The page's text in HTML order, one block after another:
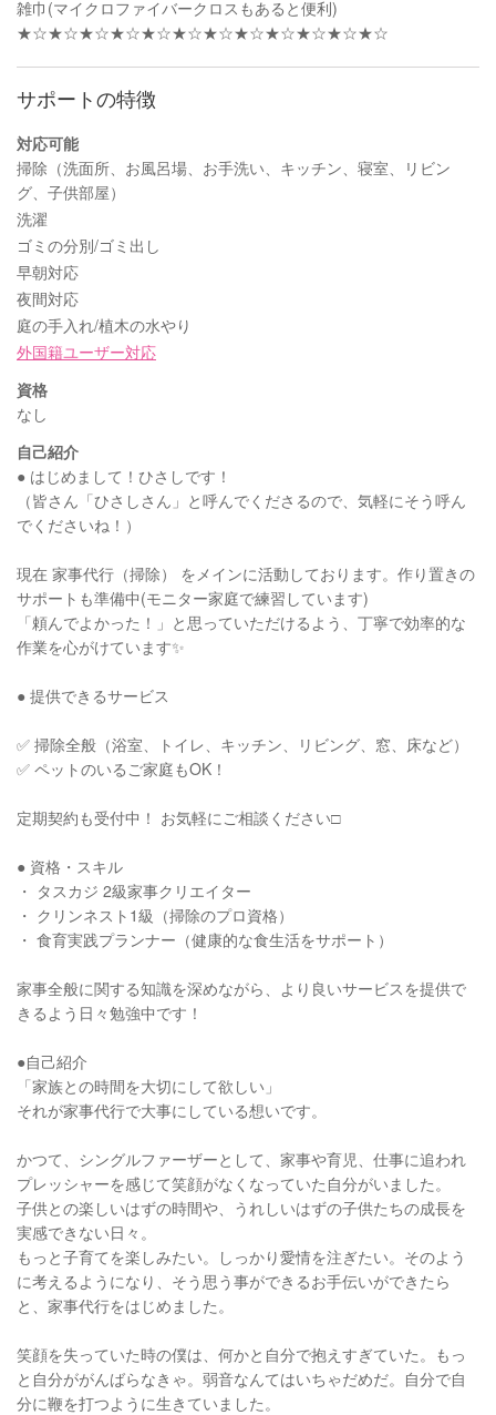
雑巾(マイクロファイバークロスもあると便利)
★☆★☆★☆★☆★☆★☆★☆★☆★☆★☆★☆★☆
サポートの特徴
対応可能
掃除（洗面所、お風呂場、お手洗い、キッチン、寝室、リビン
グ、子供部屋）
洗濯
ゴミの分別/ゴミ出し
早朝対応
夜間対応
庭の手入れ/植木の水やり
外国籍ユーザー対応
資格
なし
自己紹介
● はじめまして！ひさしです！
（皆さん「ひさしさん」と呼んでくださるので、気軽にそう呼ん
でくださいね！）
現在 家事代行（掃除） をメインに活動しております。作り置きの
サポートも準備中(モニター家庭で練習しています)
「頼んでよかった！」と思っていただけるよう、丁寧で効率的な
作業を心がけています✨
● 提供できるサービス
✅ 掃除全般（浴室、トイレ、キッチン、リビング、窓、床など）
✅ ペットのいるご家庭もOK！
定期契約も受付中！ お気軽にご相談ください□
● 資格・スキル
・ タスカジ 2級家事クリエイター
・ クリンネスト1級（掃除のプロ資格）
・ 食育実践プランナー（健康的な食生活をサポート）
家事全般に関する知識を深めながら、より良いサービスを提供で
きるよう日々勉強中です！
●自己紹介
「家族との時間を大切にして欲しい」
それが家事代行で大事にしている想いです。
かつて、シングルファーザーとして、家事や育児、仕事に追われ
プレッシャーを感じて笑顔がなくなっていた自分がいました。
子供との楽しいはずの時間や、うれしいはずの子供たちの成長を
実感できない日々。
もっと子育てを楽しみたい。しっかり愛情を注ぎたい。そのよう
に考えるようになり、そう思う事ができるお手伝いができたら
と、家事代行をはじめました。
笑顔を失っていた時の僕は、何かと自分で抱えすぎていた。もっ
と自分ががんばらなきゃ。弱音なんてはいちゃだめだ。自分で自
分に鞭を打つように生きていました。